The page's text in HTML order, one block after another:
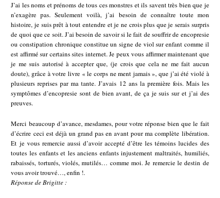
J’ai les noms et prénoms de tous ces monstres et ils savent très bien que je
n’exagère pas. Seulement voilà, j’ai besoin de connaître toute mon
histoire, je suis prêt à tout entendre et je ne crois plus que je serais surpris
de quoi que ce soit. J’ai besoin de savoir si le fait de souffrir de encopresie
ou constipation chronique constitue un signe de viol sur enfant comme il
est affirmé sur certains sites internet. Je peux vous affirmer maintenant que
je me suis autorisé à accepter que, (je crois que cela ne me fait aucun
doute), grâce à votre livre « le corps ne ment jamais », que j’ai été violé à
plusieurs reprises par ma tante. J’avais 12 ans la première fois. Mais les
symptômes d’encopresie sont de bien avant, de ça je suis sur et j’ai des
preuves.
Merci beaucoup d’avance, mesdames, pour votre réponse bien que le fait
d’écrire ceci est déjà un grand pas en avant pour ma complète libération.
Et je vous remercie aussi d’avoir accepté d’être les témoins lucides des
toutes les enfants et les anciens enfants injustement maltraités, humiliés,
rabaissés, torturés, violés, mutilés… comme moi. Je remercie le destin de
vous avoir trouvé…, enfin !.
Réponse de Brigitte :